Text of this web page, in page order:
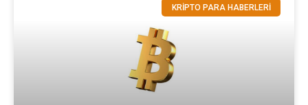
KRİPTO PARA HABERLERİ